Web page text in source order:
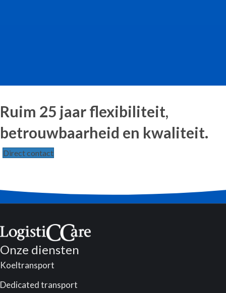
Ruim 25 jaar flexibiliteit,
betrouwbaarheid en kwaliteit.
Direct contact
Onze diensten
Koeltransport
Dedicated transport